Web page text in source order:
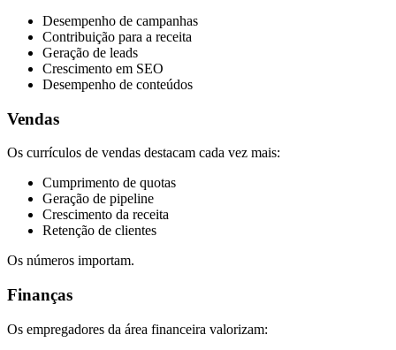
Desempenho de campanhas
Contribuição para a receita
Geração de leads
Crescimento em SEO
Desempenho de conteúdos
Vendas
Os currículos de vendas destacam cada vez mais:
Cumprimento de quotas
Geração de pipeline
Crescimento da receita
Retenção de clientes
Os números importam.
Finanças
Os empregadores da área financeira valorizam: